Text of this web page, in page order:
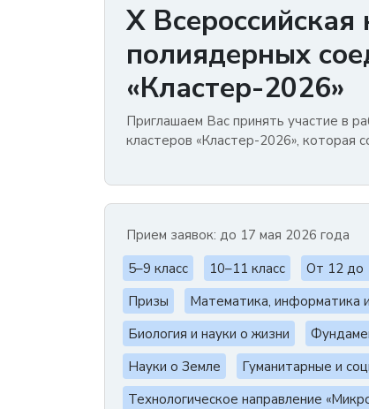
X
полиядерных
«Кластер-2026»
Приглашаем Вас принять участие в
кластеров «Кластер-2026», которая
Прием заявок: до 17 мая 2026 года
5–9 класс
10–11 класс От 12 до
Призы
Математика, информатика
Биология и науки о жизни
Науки о Земле
Гуманитарные и
Технологическое направление